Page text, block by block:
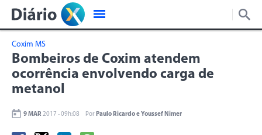
Coxim MS
Bombeiros de Coxim atendem
ocorrência envolvendo carga de
metanol
9 MAR 2017 - 09h:08 Por Paulo Ricardo e Youssef Nimer